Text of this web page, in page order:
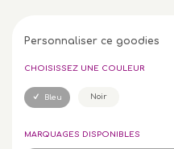
Personnaliser ce goodies
CHOISISSEZ UNE COULEUR
Bleu Noir
MARQUAGES DISPONIBLES